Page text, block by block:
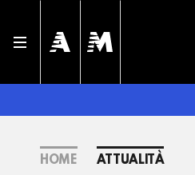
HOME ATTUALITÀ